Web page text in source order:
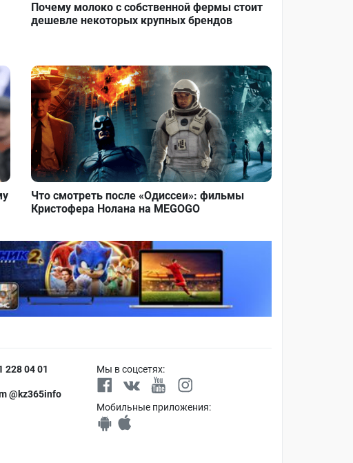
Почему молоко с собственной фермы стоит
дешевле некоторых крупных брендов
Что смотреть после «Одиссеи»: фильмы
Кристофера Нолана на MEGOGO
228 04 01
@kz365info
Мы в соцсетях:
Мобильные приложения: